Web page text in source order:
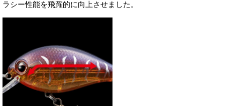
ラシー性能を飛躍的に向上させました。